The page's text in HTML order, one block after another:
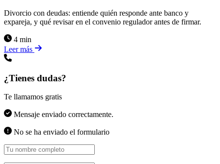
Divorcio con deudas: entiende quién responde ante banco y
expareja, y qué revisar en el convenio regulador antes de firmar.
4 min
Leer más
¿Tienes dudas?
Te llamamos gratis
Mensaje enviado correctamente.
No se ha enviado el formulario